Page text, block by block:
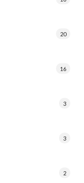
20
16
3
3
2